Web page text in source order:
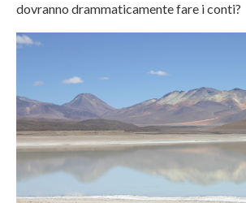
dovranno drammaticamente fare i conti?